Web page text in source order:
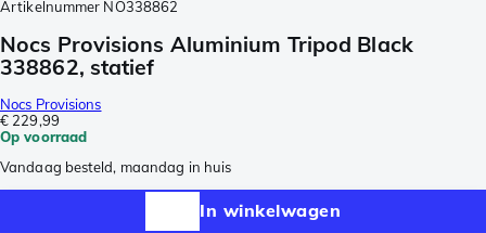
Artikelnummer NO338862
Nocs Provisions Aluminium Tripod Black
338862, statief
Nocs Provisions
€ 229,99
Op voorraad
Vandaag besteld, maandag in huis
In winkelwagen